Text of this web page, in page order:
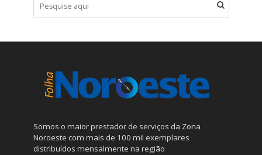
Somos o maior prestador de serviços da Zona
Noroeste com mais de 100 mil exemplares
distribuídos mensalmente na região